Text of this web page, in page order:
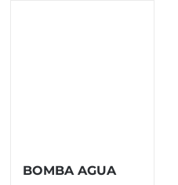
BOMBA AGUA